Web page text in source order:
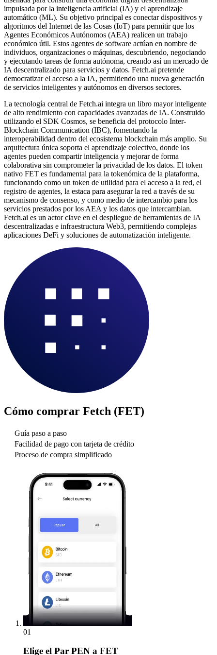
impulsada por la inteligencia artificial (IA) y el aprendizaje
automático (ML). Su objetivo principal es conectar dispositivos y
algoritmos del Internet de las Cosas (IoT) para permitir que los
Agentes Económicos Autónomos (AEA) realicen un trabajo
económico útil. Estos agentes de software actúan en nombre de
individuos, organizaciones o máquinas, descubriendo, negociando
y ejecutando tareas de forma autónoma, creando así un mercado de
IA descentralizado para servicios y datos. Fetch.ai pretende
democratizar el acceso a la IA, permitiendo una nueva generación
de servicios inteligentes y autónomos en diversos sectores.
La tecnología central de Fetch.ai integra un libro mayor inteligente
de alto rendimiento con capacidades avanzadas de IA. Construido
utilizando el SDK Cosmos, se beneficia del protocolo Inter-
Blockchain Communication (IBC), fomentando la
interoperabilidad dentro del ecosistema blockchain más amplio. Su
arquitectura única soporta el aprendizaje colectivo, donde los
agentes pueden compartir inteligencia y mejorar de forma
colaborativa sin comprometer la privacidad de los datos. El token
nativo FET es fundamental para la tokenómica de la plataforma,
funcionando como un token de utilidad para el acceso a la red, el
registro de agentes, la estaca para asegurar la red a través de su
mecanismo de consenso, y como medio de intercambio para los
servicios prestados por los AEA y los datos que intercambian.
Fetch.ai es un actor clave en el despliegue de herramientas de IA
descentralizadas e infraestructura Web3, permitiendo complejas
aplicaciones DeFi y soluciones de automatización inteligente.
Cómo comprar Fetch (FET)
Guía paso a paso
Facilidad de pago con tarjeta de crédito
Proceso de compra simplificado
01
Elige el Par PEN a FET